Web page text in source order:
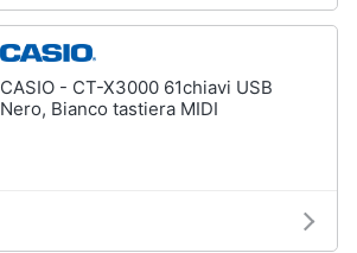
CASIO - CT-X3000 61chiavi USB
Nero, Bianco tastiera MIDI